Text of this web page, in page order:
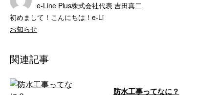
e-Line Plus株式会社代表 吉田真二
初めまして！こんにちは！e-Li
お知らせ
関連記事
防水工事ってなに？